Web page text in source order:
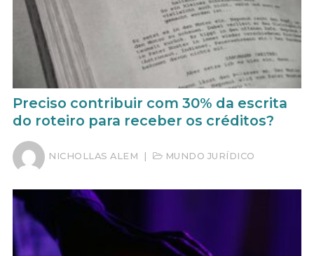
Preciso contribuir com 30% da escrita
do roteiro para receber os créditos?
NICHOLLAS ALEM | MUNDO JURÍDICO